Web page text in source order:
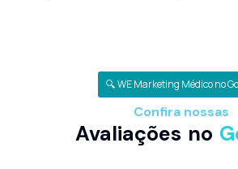
🔍 WE Marketing Médico no
Confira nossas
Avaliações no